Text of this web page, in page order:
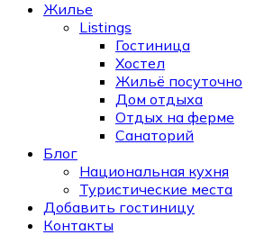
Жилье
Listings
Гостиница
Хостел
Жильё посуточно
Дом отдыха
Отдых на ферме
Санаторий
Блог
Национальная кухня
Туристические места
Добавить гостиницу
Контакты